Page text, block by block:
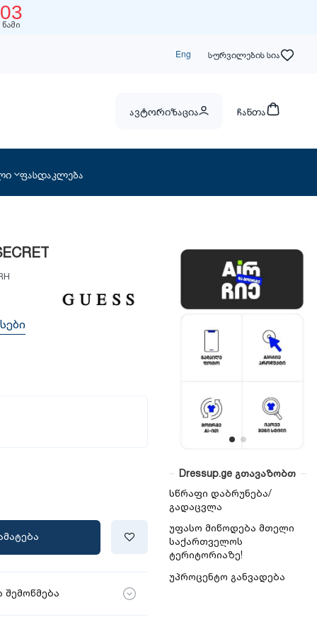
02
წამი
Eng სურვილების სია
ავტორიზაცია ჩანთა
ფასდაკლება
Dressup.ge გთავაზობთ
სწრაფი დაბრუნება/
გადაცვლა
უფასო მიწოდება მთელი
საქართველოს
ტერიტორიაზე!
უპროცენტო განვადება